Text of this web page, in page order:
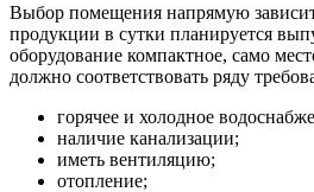
Выбор помещения напрямую
продукции в сутки планируется
оборудование компактное, само
должно соответствовать ряду
горячее и холодное
наличие канализации;
иметь вентиляцию;
отопление;